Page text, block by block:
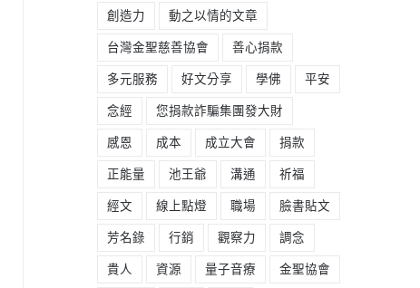
創造力 動之以情的文章
台灣金聖慈善協會 善心捐款
多元服務 好文分享 學佛 平安
念經 您捐款詐騙集團發大財
感恩 成本 成立大會 捐款
正能量 池王爺 溝通 祈福
經文 線上點燈 職場 臉書貼文
芳名錄 行銷 觀察力 調念
貴人 資源 量子音療 金聖協會